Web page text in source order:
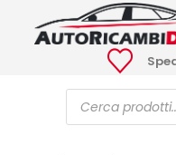
Ricerca
prodotti